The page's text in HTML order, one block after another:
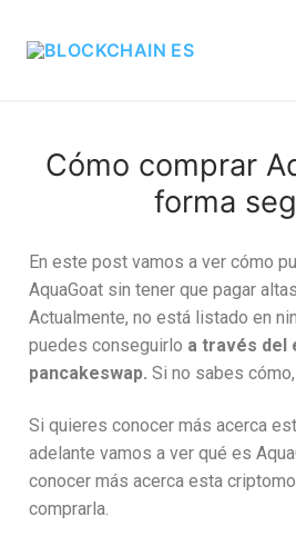
Cómo comprar
forma
En este post vamos a ver cómo
AquaGoat sin tener que pagar
Actualmente, no está listado en
puedes conseguirlo a través del
pancakeswap. Si no sabes
Si quieres conocer más acerca
adelante vamos a ver qué es
conocer más acerca esta
comprarla.